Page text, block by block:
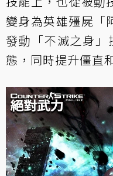
變身為英雄殭屍「
發動「不滅之身
態，同時提升僵直